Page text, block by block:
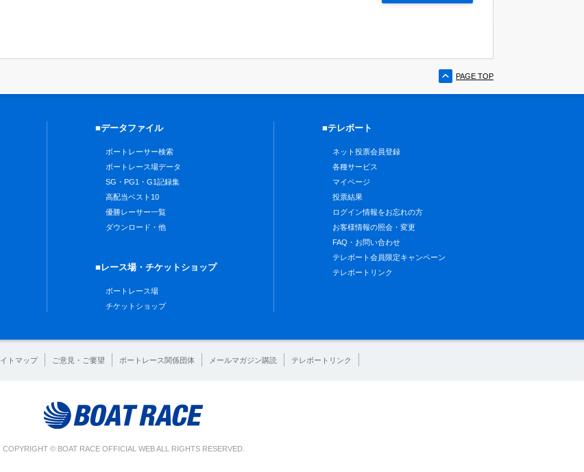
PAGE TOP
■データファイル
ボートレーサー検索
ボートレース場データ
SG・PG1・G1記録集
高配当ベスト10
優勝レーサー一覧
ダウンロード・他
■レース場・チケットショップ
ボートレース場
チケットショップ
■テレボート
ネット投票会員登録
各種サービス
マイページ
投票結果
ログイン情報をお忘れの方
お客様情報の照会・変更
FAQ・お問い合わせ
テレボート会員限定キャンペーン
テレボートリンク
トマップ ご意見・ご要望 ボートレース関係団体 メールマガジン購読 テレボートリンク
COPYRIGHT © BOAT RACE OFFICIAL WEB ALL RIGHTS RESERVED.